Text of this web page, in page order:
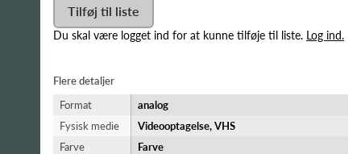
Tilføj til liste
Du skal være logget ind for at kunne tilføje til liste. Log ind.
Flere detaljer
Format
analog
Fysisk medie
Videooptagelse, VHS
Farve
Farve